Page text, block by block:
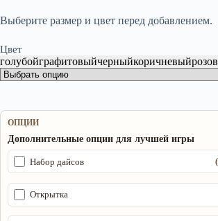
Выберите размер и цвет перед добавлением.
Цвет
голубойграфитовыйчерныйкоричневый
ОПЦИИ
Дополнительные опции для лучшей игры
Набор дайсов
Открытка